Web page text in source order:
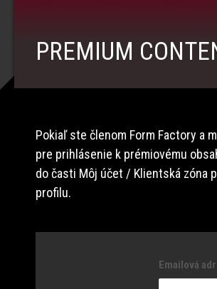
PREMIUM
Pokiaľ ste členom Form Factory a
pre prihlásenie k prémiovému
do časti Môj účet / Klientská zóna
profilu.
Emailová